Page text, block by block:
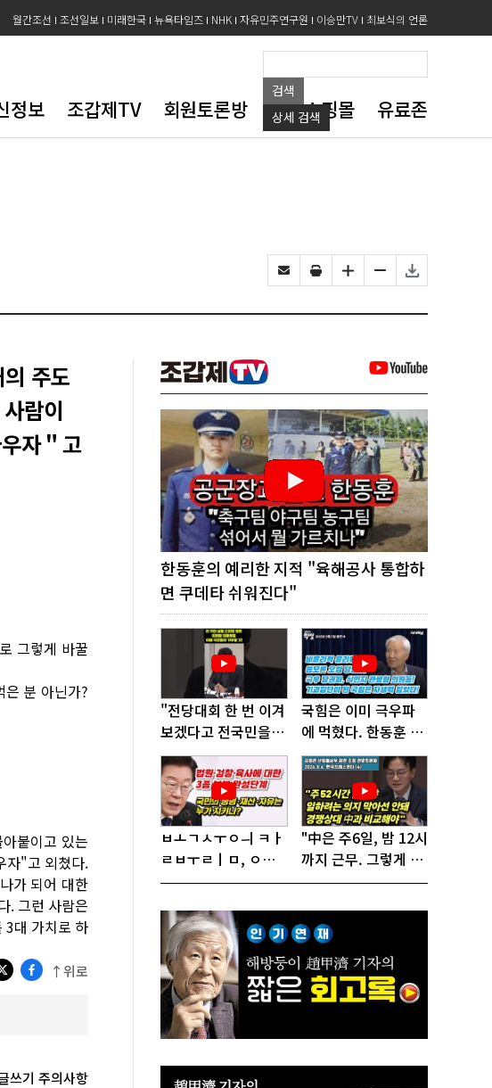
월간조선 조선일보 미래한국 뉴욕타임즈 NHK 자유민주연구원 이승만TV 최보식의 언론
검색
상세 검색
정보 조갑제TV 회원토론방 도서쇼핑몰 유료존
주도
람이
자＂고
그렇게 바꿀
분 아닌가?
붙이고 있는
자"고 외쳤다.
가 되어 대한
. 그런 사람은
3대 가치로 하
↑위로
쓰기 주의사항
한동훈의 예리한 지적 "육해공사 통합하
면 쿠데타 쉬워진다"
"전당대회 한 번 이겨
보겠다고 전국민을
'지옥문'으로 밀어!"
국힘은 이미 극우파
에 먹혔다. 한동훈 창
당이 답!
ㅂㅗㄱㅅㅜㅇㅢ ㅋㅏ
ㄹㅂㅜㄹㅣㅁ, ㅇㅙ
ㄱㅜㄱㅁㅣㄴㄷㅡㄹ
ㅎㅏㄴㅏ?
"中은 주6일, 밤 12시
까지 근무. 그렇게 일
해서 어떻게 경쟁하